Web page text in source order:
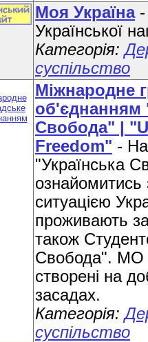
Моя Україна-
Української
Категорія:
суспільство
Міжнародне
об'єднанням
Свобода" |
Freedom" -
"Українська
ознайомитись
ситуацією
проживають
також
Свобода".
створені на
засадах.
Категорія:
суспільство